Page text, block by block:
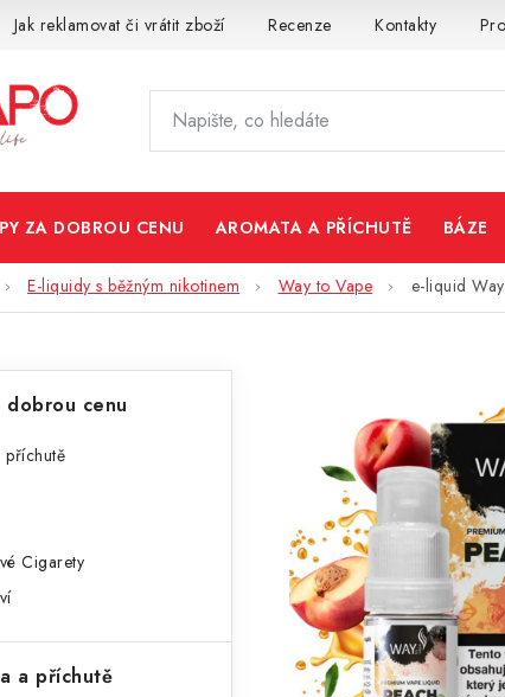
Jak reklamovat či vrátit zboží Recenze Kontakty
ZA DOBROU CENU AROMATA A PŘÍCHUTĚ BÁZE
E-liquidy s běžným nikotinem Way to Vape e-liquid
dobrou cenu
příchutě
Cigarety
a příchutě